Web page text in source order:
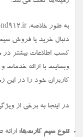
دنبال خرید یا فروش
کسب اطلاعات بیشتر در
وبسایت با ارائه خدمات
کاربران خود را در این
در اینجا به برخی از
تنوع سیم کارت‌ها: